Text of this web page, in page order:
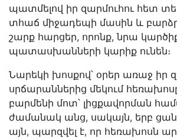
պատմելով իր զարմուհու հետ
տհաճ միջադեպի մասին և
շարք հարցեր, որոնք, նրա
պատասխանների կարիք ունեն։
Նարեկի խոսքով՝ օրեր առաջ իր
սրճարաններից մեկում
բարմենի մոտ՝ լիցքավորման
ժամանակ անց, սակայն, երբ
այն, պարզվել է, որ հեռախոսն